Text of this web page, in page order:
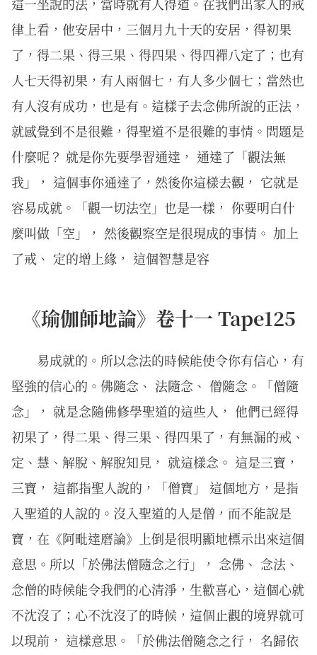
律上看，他安居中，三個月九十天的安居，得初果
了，得二果、得三果、得四果、得四禪八定了；也有
人七天得初果，有人兩個七，有人多少個七；當然也
有人沒有成功，也是有。這樣子去念佛所說的正法，
就感覺到不是很難，得聖道不是很難的事情。問題是
什麼呢？ 就是你先要學習通達， 通達了「觀法無
我」， 這個事你通達了，然後你這樣去觀， 它就是
容易成就。「觀一切法空」也是一樣， 你要明白什
麼叫做「空」， 然後觀察空是很現成的事情。 加上
了戒、 定的增上緣， 這個智慧是容
《瑜伽師地論》卷十一 Tape125
易成就的。所以念法的時候能使令你有信心，有
堅強的信心的。佛隨念、 法隨念、 僧隨念。「僧隨
念」， 就是念隨佛修學聖道的這些人， 他們已經得
初果了，得二果、得三果、得四果了，有無漏的戒、
定、慧、解脫、解脫知見， 就這樣念。 這是三寶，
三寶， 這都指聖人說的，「僧寶」 這個地方，是指
入聖道的人說的。沒入聖道的人是僧，而不能說是
寶，在《阿毗達磨論》上倒是很明顯地標示出來這個
意思。所以「於佛法僧隨念之行」， 念佛、 念法、
念僧的時候能令我們的心清淨，生歡喜心，這個心就
不沈沒了；心不沈沒了的時候，這個止觀的境界就可
以現前， 這樣意思。「於佛法僧隨念之行， 名歸依